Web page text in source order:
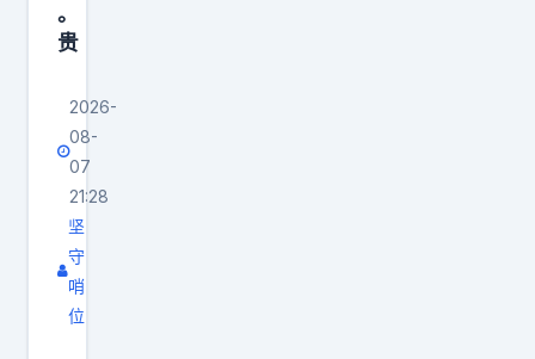
。
贵
2026-
08-
07
21:28
坚
守
哨
位